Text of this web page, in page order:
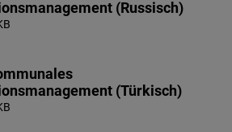
(Russisch)
(Türkisch)